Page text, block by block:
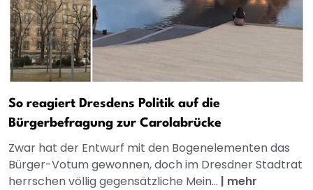
So reagiert Dresdens Politik auf die
Bürgerbefragung zur Carolabrücke
Zwar hat der Entwurf mit den Bogenelementen das
Bürger-Votum gewonnen, doch im Dresdner Stadtrat
herrschen völlig gegensätzliche Mein... | mehr